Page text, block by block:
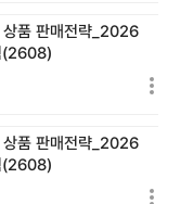
상품 판매전략_2026
(2608)
상품 판매전략_2026
(2608)